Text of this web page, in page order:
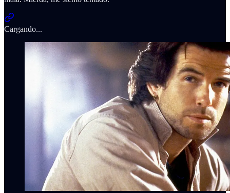
Cargando...